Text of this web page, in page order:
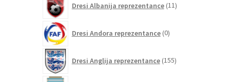
Dresi Albanija reprezentance 11izdelkov
Dresi Andora reprezentance 0izdelkov
Dresi Anglija reprezentance 155izdelkov